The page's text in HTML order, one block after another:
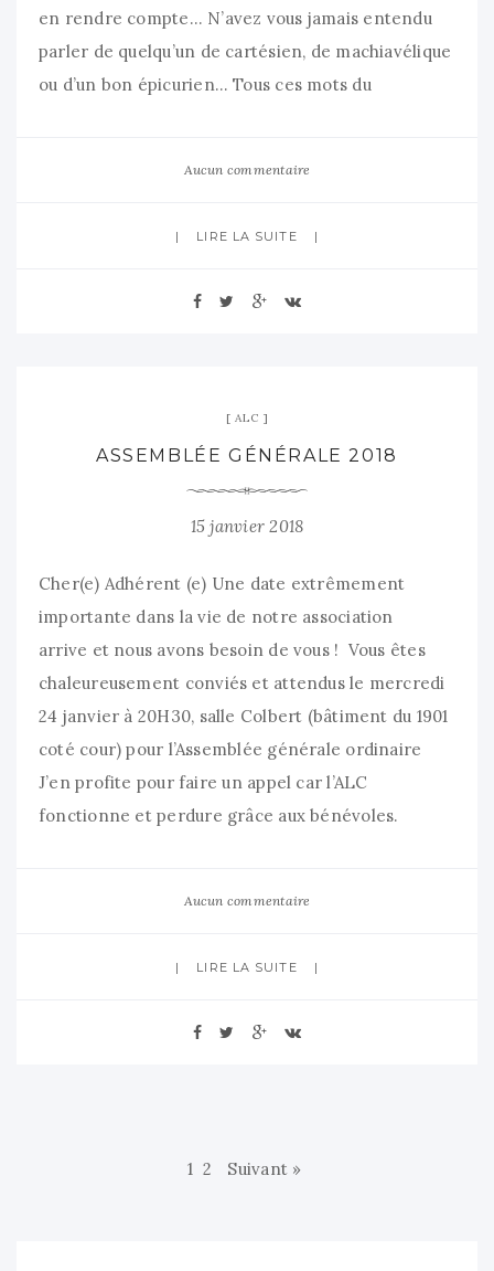
en rendre compte… N’avez vous jamais entendu
parler de quelqu’un de cartésien, de machiavélique
ou d’un bon épicurien… Tous ces mots du
Aucun commentaire
LIRE LA SUITE
ALC
ASSEMBLÉE GÉNÉRALE 2018
15 janvier 2018
Cher(e) Adhérent (e) Une date extrêmement
importante dans la vie de notre association
arrive et nous avons besoin de vous ! Vous êtes
chaleureusement conviés et attendus le mercredi
24 janvier à 20H30, salle Colbert (bâtiment du 1901
coté cour) pour l’Assemblée générale ordinaire
J’en profite pour faire un appel car l’ALC
fonctionne et perdure grâce aux bénévoles.
Aucun commentaire
LIRE LA SUITE
1 2 Suivant »